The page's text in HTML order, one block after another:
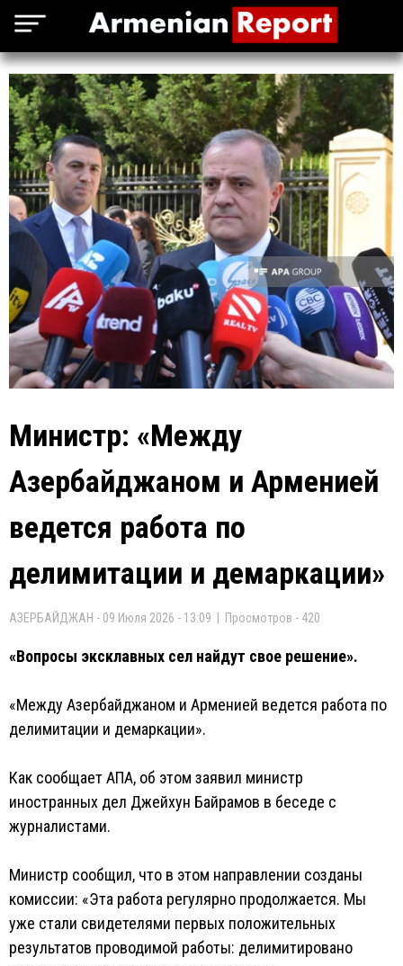
Министр: «Между
Азербайджаном и Арменией
ведется работа по
делимитации и демаркации»
АЗЕРБАЙДЖАН - 09 Июля 2026 - 13:09 | Просмотров - 420
«Вопросы эксклавных сел найдут свое решение».
«Между Азербайджаном и Арменией ведется работа по
делимитации и демаркации».
Как сообщает АПА, об этом заявил министр
иностранных дел Джейхун Байрамов в беседе с
журналистами.
Министр сообщил, что в этом направлении созданы
комиссии: «Эта работа регулярно продолжается. Мы
уже стали свидетелями первых положительных
результатов проводимой работы: делимитировано